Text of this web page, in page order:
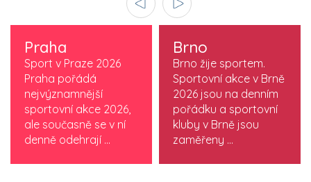
Praha
Sport v Praze 2026
Praha pořádá
nejvýznamnější
sportovní akce 2026,
ale současně se v ní
denně odehrají ...
Brno
Brno žije sportem.
Sportovní akce v Brně
2026 jsou na denním
pořádku a sportovní
kluby v Brně jsou
zaměřeny ...